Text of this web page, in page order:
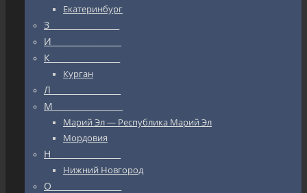
Екатеринбург
З_________________
И_________________
К_________________
Курган
Л_________________
М_________________
Марий Эл — Республика Марий Эл
Мордовия
Н_________________
Нижний Новгород
О_________________